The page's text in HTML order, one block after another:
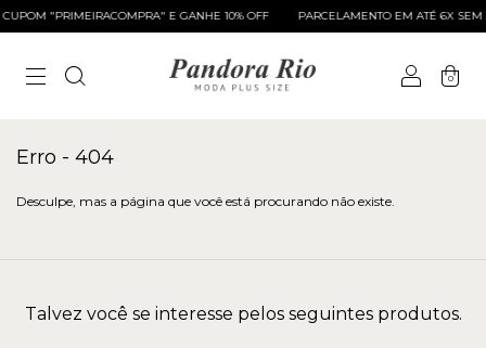
"PRIMEIRACOMPRA" E GANHE 10% OFF PARCELAMENTO EM ATÉ 6X SEM
0
Erro - 404
Desculpe, mas a página que você está procurando não existe.
Talvez você se interesse pelos seguintes produtos.